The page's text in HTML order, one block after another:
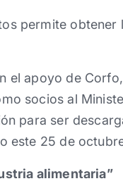
permite
el apoyo de
socios al
para ser
este 25 de
alimentaria”